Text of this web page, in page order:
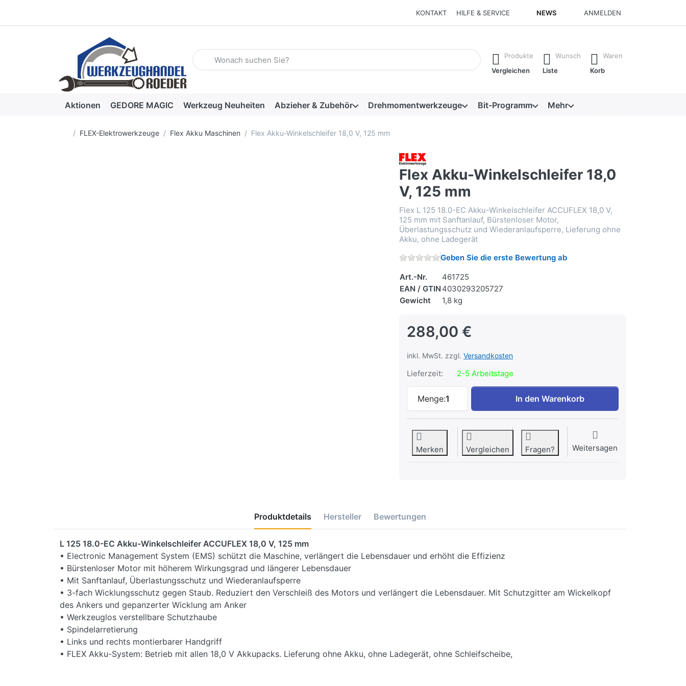
KONTAKT HILFE & SERVICE NEWS ANMELDEN
Geben Sie einen Suchbegriff ein. Während Sie tippen, erscheinen automatisch erste Ergebnisse. Drücken Sie die Eingabetaste, um alle
Produkte
Vergleichen
Wunsch
Liste
Waren
Korb
Aktionen GEDORE MAGIC Werkzeug Neuheiten Abzieher & Zubehör Drehmomentwerkzeuge Bit-Programm Mehr
Startseite
FLEX-Elektrowerkzeuge Flex Akku Maschinen Flex Akku-Winkelschleifer 18,0 V, 125 mm
Flex Akku-Winkelschleifer 18,0
V, 125 mm
Flex L 125 18.0-EC Akku-Winkelschleifer ACCUFLEX 18,0 V,
125 mm mit Sanftanlauf, Bürstenloser Motor,
Überlastungsschutz und Wiederanlaufsperre, Lieferung ohne
Akku, ohne Ladegerät
Geben Sie die erste Bewertung ab
Art.-Nr.
461725
EAN / GTIN 4030293205727
Gewicht
1,8 kg
288,00 €
inkl. MwSt. zzgl. Versandkosten
Lieferzeit: 2-5 Arbeitstage
Menge:1
Flex Akku-Winkelschleifer 18,0 V, 125 mm zu 288,00 €,
In den Warenkorb
Merken Vergleichen Fragen? Weitersagen
Produktdetails Hersteller Bewertungen
L 125 18.0-EC Akku-Winkelschleifer ACCUFLEX 18,0 V, 125 mm
• Electronic Management System (EMS) schützt die Maschine, verlängert die Lebensdauer und erhöht die Effizienz
• Bürstenloser Motor mit höherem Wirkungsgrad und längerer Lebensdauer
• Mit Sanftanlauf, Überlastungsschutz und Wiederanlaufsperre
• 3-fach Wicklungsschutz gegen Staub. Reduziert den Verschleiß des Motors und verlängert die Lebensdauer. Mit Schutzgitter am Wickelkopf
des Ankers und gepanzerter Wicklung am Anker
• Werkzeuglos verstellbare Schutzhaube
• Spindelarretierung
• Links und rechts montierbarer Handgriff
• FLEX Akku-System: Betrieb mit allen 18,0 V Akkupacks. Lieferung ohne Akku, ohne Ladegerät, ohne Schleifscheibe,